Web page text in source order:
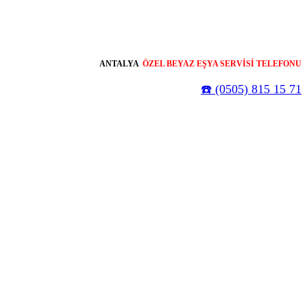
ANTALYA ÖZEL BEYAZ EŞYA SERVİSİ TELEFONU
☎️ (0505) 815 15 71